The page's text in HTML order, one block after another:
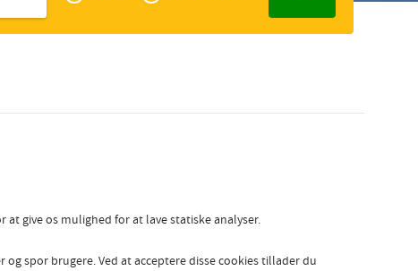
give os mulighed for at lave statiske analyser.
spor brugere. Ved at acceptere disse cookies tillader du